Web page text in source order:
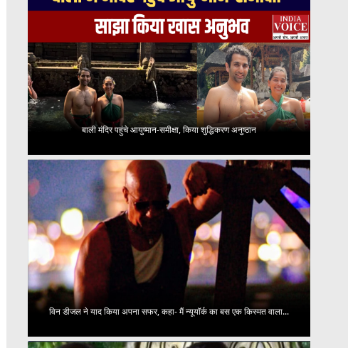
बाली मंदिर पहुंचे आयुष्मान-समीक्षा, किया शुद्धिकरण अनुष्ठान
विन डीजल ने याद किया अपना सफर, कहा- मैं न्यूयॉर्क का बस एक किस्मत वाला...